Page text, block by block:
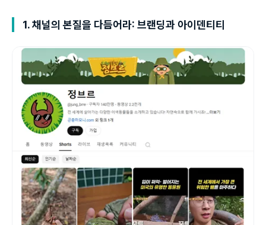
1.채널의 본질을 다듬어라: 브랜딩과 아이덴티티